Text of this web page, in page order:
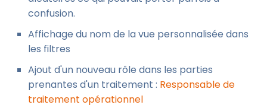
confusion.
Affichage du nom de la vue personnalisée dans
les filtres
Ajout d'un nouveau rôle dans les parties
prenantes d'un traitement : Responsable de
traitement opérationnel